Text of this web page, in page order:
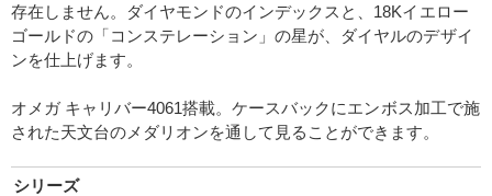
存在しません。ダイヤモンドのインデックスと、18Kイエロー
ゴールドの「コンステレーション」の星が、ダイヤルのデザイ
ンを仕上げます。
オメガ キャリバー4061搭載。ケースバックにエンボス加工で施
された天文台のメダリオンを通して見ることができます。
シリーズ